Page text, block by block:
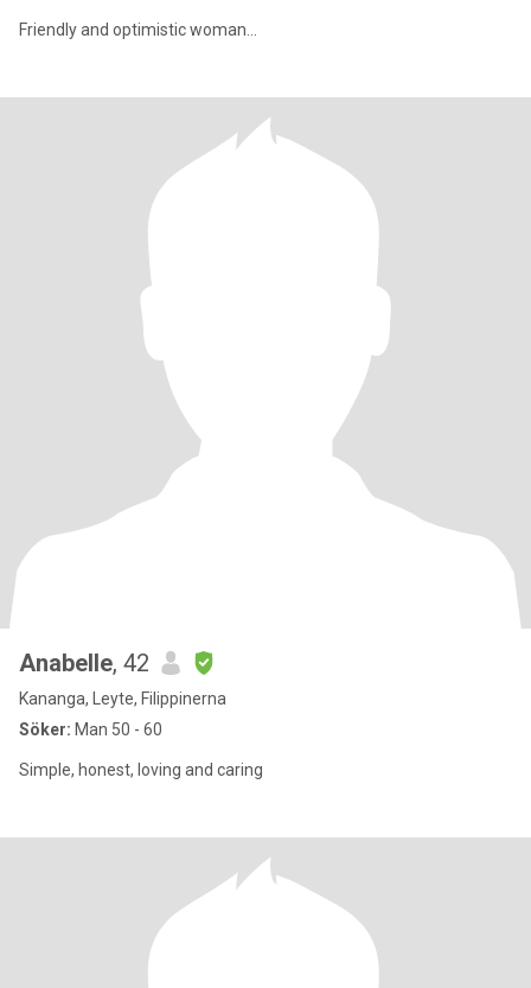
Friendly and optimistic woman...
Anabelle, 42
Kananga, Leyte, Filippinerna
Söker: Man 50 - 60
Simple, honest, loving and caring